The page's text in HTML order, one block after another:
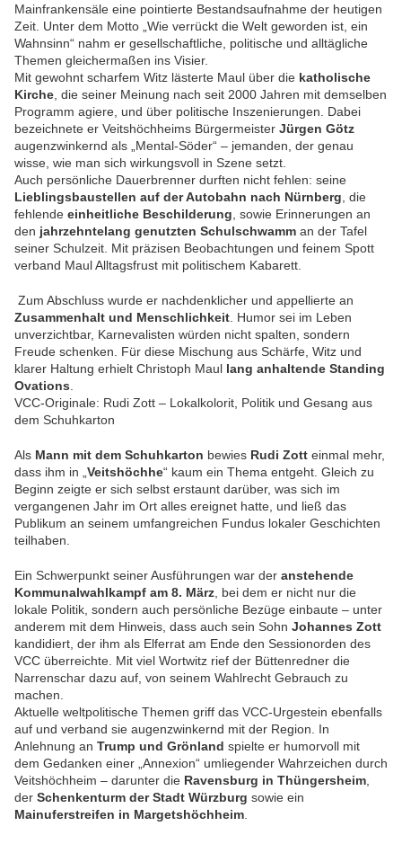
Mainfrankensäle eine pointierte Bestandsaufnahme der heutigen
Zeit. Unter dem Motto „Wie verrückt die Welt geworden ist, ein
Wahnsinn“ nahm er gesellschaftliche, politische und alltägliche
Themen gleichermaßen ins Visier.
Mit gewohnt scharfem Witz lästerte Maul über die katholische
Kirche , die seiner Meinung nach seit 2000 Jahren mit demselben
Programm agiere, und über politische Inszenierungen. Dabei
bezeichnete er Veitshöchheims Bürgermeister Jürgen Götz
augenzwinkernd als „Mental-Söder“ – jemanden, der genau
wisse, wie man sich wirkungsvoll in Szene setzt.
Auch persönliche Dauerbrenner durften nicht fehlen: seine
Lieblingsbaustellen auf der Autobahn nach Nürnberg , die
fehlende einheitliche Beschilderung , sowie Erinnerungen an
den jahrzehntelang genutzten Schulschwamm an der Tafel
seiner Schulzeit. Mit präzisen Beobachtungen und feinem Spott
verband Maul Alltagsfrust mit politischem Kabarett.
Zum Abschluss wurde er nachdenklicher und appellierte an
Zusammenhalt und Menschlichkeit . Humor sei im Leben
unverzichtbar, Karnevalisten würden nicht spalten, sondern
Freude schenken. Für diese Mischung aus Schärfe, Witz und
klarer Haltung erhielt Christoph Maul lang anhaltende Standing
Ovations
VCC-Originale: Rudi Zott – Lokalkolorit, Politik und Gesang aus
dem Schuhkarton
Als Mann mit dem Schuhkarton bewies Rudi Zott einmal mehr,
dass ihm in „ Veitshöchhe“ kaum ein Thema entgeht. Gleich zu
Beginn zeigte er sich selbst erstaunt darüber, was sich im
vergangenen Jahr im Ort alles ereignet hatte, und ließ das
Publikum an seinem umfangreichen Fundus lokaler Geschichten
teilhaben.
Ein Schwerpunkt seiner Ausführungen war der anstehende
Kommunalwahlkampf am 8. März , bei dem er nicht nur die
lokale Politik, sondern auch persönliche Bezüge einbaute – unter
anderem mit dem Hinweis, dass auch sein Sohn Johannes Zott
kandidiert, der ihm als Elferrat am Ende den Sessionorden des
VCC überreichte. Mit viel Wortwitz rief der Büttenredner die
Narrenschar dazu auf, von seinem Wahlrecht Gebrauch zu
machen.
Aktuelle weltpolitische Themen griff das VCC-Urgestein ebenfalls
auf und verband sie augenzwinkernd mit der Region. In
Anlehnung an Trump und Grönland spielte er humorvoll mit
dem Gedanken einer „Annexion“ umliegender Wahrzeichen durch
Veitshöchheim – darunter die Ravensburg in Thüngersheim
der Schenkenturm der Stadt Würzburg sowie ein
Mainuferstreifen in Margetshöchheim